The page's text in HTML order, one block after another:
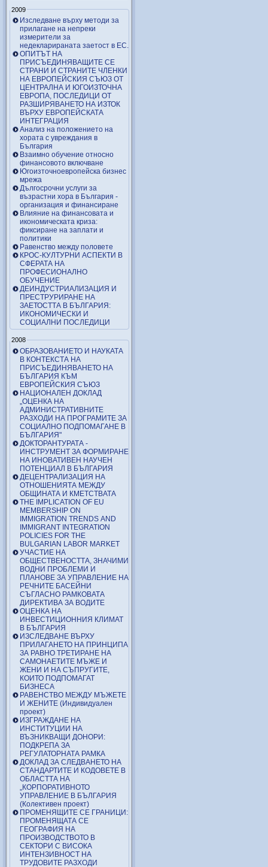
2009
Изследване върху методи за
прилагане на непреки
измерители за
недекларираната заетост в ЕС.
ОПИТЪТ НА
ПРИСЪЕДИНЯВАЩИТЕ СЕ
СТРАНИ И СТРАНИТЕ ЧЛЕНКИ
НА ЕВРОПЕЙСКИЯ СЪЮЗ ОТ
ЦЕНТРАЛНА И ЮГОИЗТОЧНА
ЕВРОПА, ПОСЛЕДИЦИ ОТ
РАЗШИРЯВАНЕТО НА ИЗТОК
ВЪРХУ ЕВРОПЕЙСКАТА
ИНТЕГРАЦИЯ
Анализ на положението на
хората с увреждания в
България
Взаимно обучение относно
финансовото включване
Югоизточноевропейска бизнес
мрежа
Дългосрочни услуги за
възрастни хора в България -
организация и финансиране
Влияние на финансовата и
икономическата криза:
фиксиране на заплати и
политики
Равенство между половете
КРОС-КУЛТУРНИ АСПЕКТИ В
СФЕРАТА НА
ПРОФЕСИОНАЛНО
ОБУЧЕНИЕ
ДЕИНДУСТРИАЛИЗАЦИЯ И
ПРЕСТРУРИРАНЕ НА
ЗАЕТОСТТА В БЪЛГАРИЯ:
ИКОНОМИЧЕСКИ И
СОЦИАЛНИ ПОСЛЕДИЦИ
2008
ОБРАЗОВАНИЕТО И НАУКАТА
В КОНТЕКСТА НА
ПРИСЪЕДИНЯВАНЕТО НА
БЪЛГАРИЯ КЪМ
ЕВРОПЕЙСКИЯ СЪЮЗ
НАЦИОНАЛЕН ДОКЛАД
„ОЦЕНКА НА
АДМИНИСТРАТИВНИТЕ
РАЗХОДИ НА ПРОГРАМИТЕ ЗА
СОЦИАЛНО ПОДПОМАГАНЕ В
БЪЛГАРИЯ"
ДОКТОРАНТУРАТА -
ИНСТРУМЕНТ ЗА ФОРМИРАНЕ
НА ИНОВАТИВЕН НАУЧЕН
ПОТЕНЦИАЛ В БЪЛГАРИЯ
ДЕЦЕНТРАЛИЗАЦИЯ НА
ОТНОШЕНИЯТА МЕЖДУ
ОБЩИНАТА И КМЕТСТВАТА
THE IMPLICATION OF EU
MEMBERSHIP ON
IMMIGRATION TRENDS AND
IMMIGRANT INTEGRATION
POLICIES FOR THE
BULGARIAN LABOR MARKET
УЧАСТИЕ НА
ОБЩЕСТВЕНОСТТА, ЗНАЧИМИ
ВОДНИ ПРОБЛЕМИ И
ПЛАНОВЕ ЗА УПРАВЛЕНИЕ НА
РЕЧНИТЕ БАСЕЙНИ
СЪГЛАСНО РАМКОВАТА
ДИРЕКТИВА ЗА ВОДИТЕ
ОЦЕНКА НА
ИНВЕСТИЦИОННИЯ КЛИМАТ
В БЪЛГАРИЯ
ИЗСЛЕДВАНЕ ВЪРХУ
ПРИЛАГАНЕТО НА ПРИНЦИПА
ЗА РАВНО ТРЕТИРАНЕ НА
САМОНАЕТИТЕ МЪЖЕ И
ЖЕНИ И НА СЪПРУГИТЕ,
КОИТО ПОДПОМАГАТ
БИЗНЕСА
РАВЕНСТВО МЕЖДУ МЪЖЕТЕ
И ЖЕНИТЕ (Индивидуален
проект)
ИЗГРАЖДАНЕ НА
ИНСТИТУЦИИ НА
ВЪЗНИКВАЩИ ДОНОРИ:
ПОДКРЕПА ЗА
РЕГУЛАТОРНАТА РАМКА
ДОКЛАД ЗА СЛЕДВАНЕТО НА
СТАНДАРТИТЕ И КОДОВЕТЕ В
ОБЛАСТТА НА
„КОРПОРАТИВНОТО
УПРАВЛЕНИЕ В БЪЛГАРИЯ
(Колективен проект)
ПРОМЕНЯЩИТЕ СЕ ГРАНИЦИ:
ПРОМЕНЯЩАТА СЕ
ГЕОГРАФИЯ НА
ПРОИЗВОДСТВОТО В
СЕКТОРИ С ВИСОКА
ИНТЕНЗИВНОСТ НА
ТРУДОВИТЕ РАЗХОДИ